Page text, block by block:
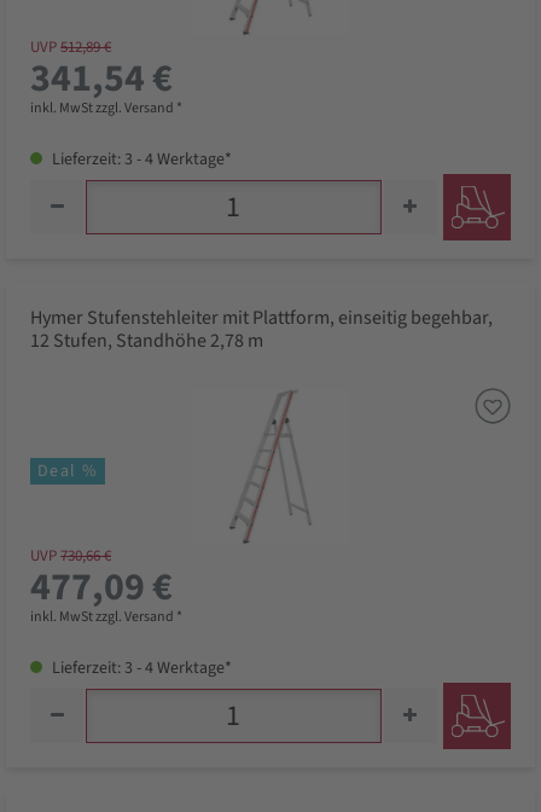
UVP512,89 €
341,54 €
inkl. MwSt zzgl. Versand *
Lieferzeit: 3 - 4 Werktage*
Hymer Stufenstehleiter mit Plattform, einseitig begehbar,
12 Stufen, Standhöhe 2,78 m
Deal %
UVP730,66 €
477,09 €
inkl. MwSt zzgl. Versand *
Lieferzeit: 3 - 4 Werktage*